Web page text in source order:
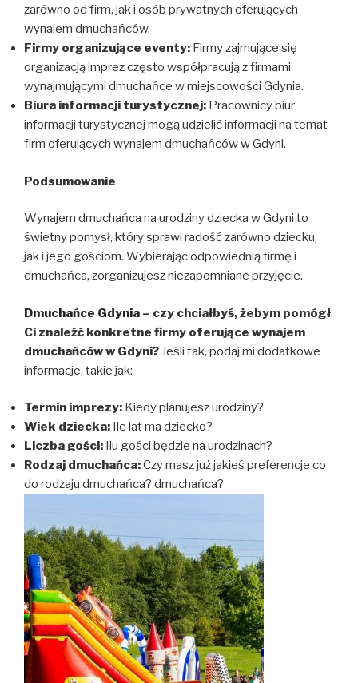
zarówno od firm, jak i osób prywatnych oferujących
wynajem dmuchańców.
Firmy organizujące eventy: Firmy zajmujące się
organizacją imprez często współpracują z firmami
wynajmującymi dmuchańce w miejscowości Gdynia.
Biura informacji turystycznej: Pracownicy biur
informacji turystycznej mogą udzielić informacji na temat
firm oferujących wynajem dmuchańców w Gdyni.
Podsumowanie
Wynajem dmuchańca na urodziny dziecka w Gdyni to
świetny pomysł, który sprawi radość zarówno dziecku,
jak i jego gościom. Wybierając odpowiednią firmę i
dmuchańca, zorganizujesz niezapomniane przyjęcie.
Dmuchańce Gdynia – czy chciałbyś, żebym pomógł
Ci znaleźć konkretne firmy oferujące wynajem
dmuchańców w Gdyni? Jeśli tak, podaj mi dodatkowe
informacje, takie jak:
Termin imprezy: Kiedy planujesz urodziny?
Wiek dziecka: Ile lat ma dziecko?
Liczba gości: Ilu gości będzie na urodzinach?
Rodzaj dmuchańca:Czy masz już jakieś preferencje co
do rodzaju dmuchańca? dmuchańca?